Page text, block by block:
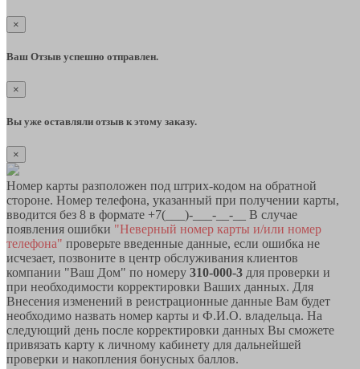
×
Ваш Отзыв успешно отправлен.
×
Вы уже оставляли отзыв к этому заказу.
×
Номер карты разположен под штрих-кодом на обратной
стороне. Номер телефона, указанный при получении карты,
вводится без 8 в формате +7(___)-___-__-__ В случае
появления ошибки "Неверный номер карты и/или номер
телефона" проверьте введенные данные, если ошибка не
исчезает, позвоните в центр обслуживания клиентов
компании "Ваш Дом" по номеру 310-000-3 для проверки и
при необходимости корректировки Ваших данных. Для
Внесения изменений в реистрационные данные Вам будет
необходимо назвать номер карты и Ф.И.О. владельца. На
следующий день после корректировки данных Вы сможете
привязать карту к личному кабинету для дальнейшей
проверки и накопления бонусных баллов.